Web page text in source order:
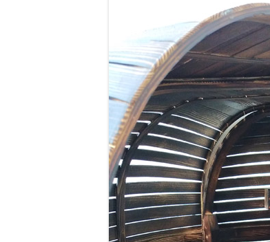
BUDDHA’S PALM
NEZHA
MAIN D’OEUVRE
À QUATRE PATTES 2/2
À QUATRE PATTES 1/2
OKTO
COCOON#2 : DANGOMUSHI